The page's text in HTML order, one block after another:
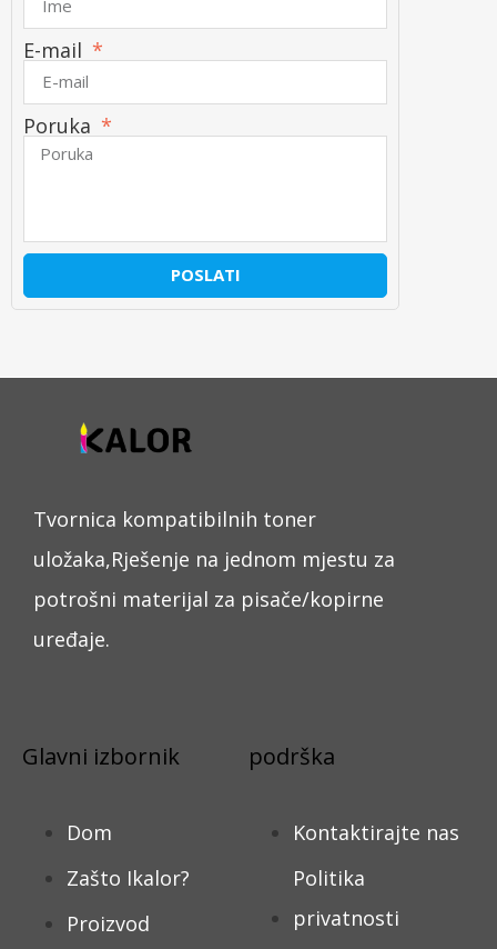
E-mail
Poruka
POSLATI
Tvornica kompatibilnih toner
uložaka,Rješenje na jednom mjestu za
potrošni materijal za pisače/kopirne
uređaje.
Glavni izbornik
Dom
Zašto Ikalor?
Proizvod
podrška
Kontaktirajte nas
Politika
privatnosti